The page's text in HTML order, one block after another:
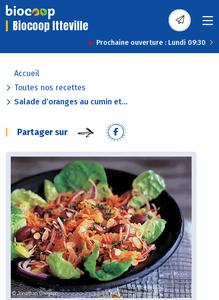
Biocoop Itteville
Prochaine ouverture : Lundi 09:30
Accueil
Toutes nos recettes
Salade d’oranges au cumin et...
Partager sur